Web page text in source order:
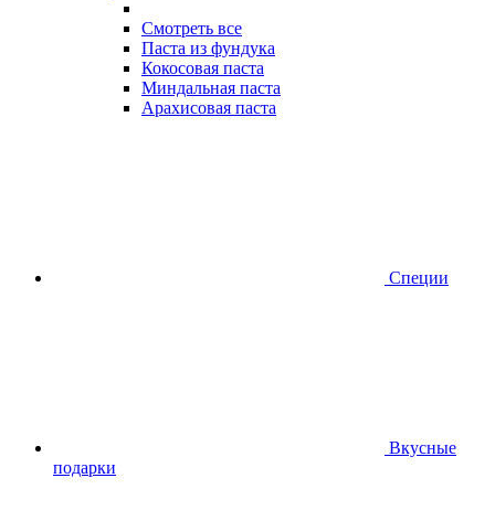
Смотреть все
Паста из фундука
Кокосовая паста
Миндальная паста
Арахисовая паста
Специи
Вкусные
подарки